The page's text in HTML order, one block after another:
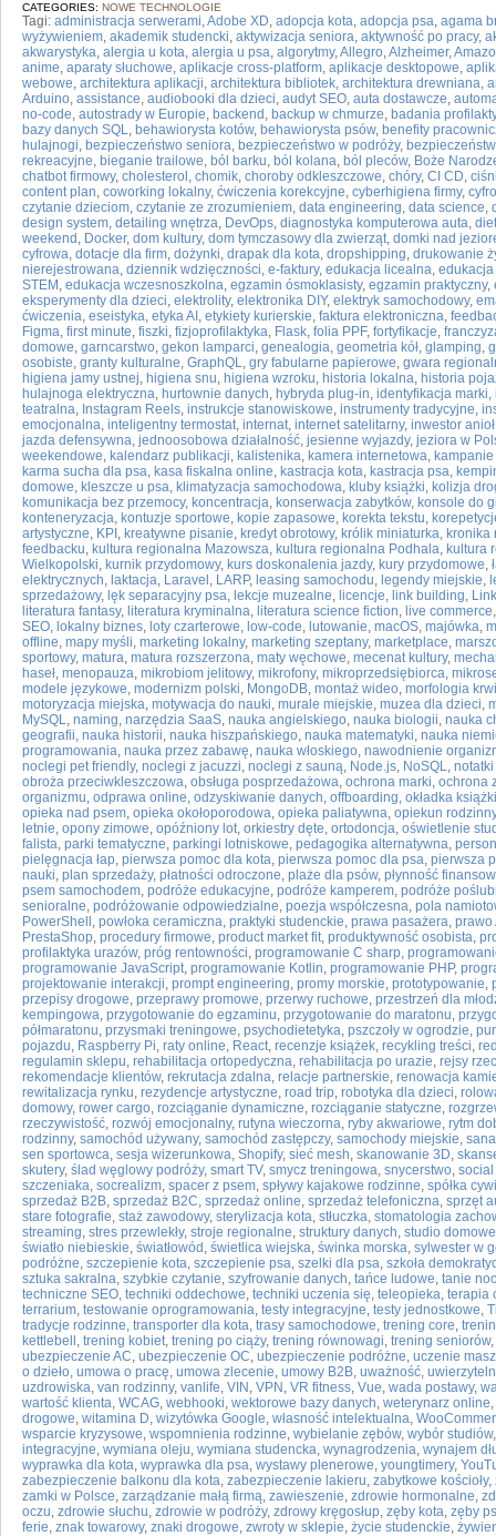
CATEGORIES: NOWE TECHNOLOGIE
Tagi: administracja serwerami,Adobe XD, adopcja kota, adopcja psa, agama
wyżywieniem, akademik studencki, aktywizacja seniora, aktywność po pracy,
akwarystyka, alergia u kota, alergia u psa, algorytmy,Allegro,Alzheimer,
anime, aparaty słuchowe, aplikacje cross-platform, aplikacje desktopowe,
webowe, architektura aplikacji, architektura bibliotek, architektura drewniana,
Arduino, assistance, audiobooki dla dzieci, audyt SEO, auta dostawcze,
no-code, autostrady w Europie, backend , backup w chmurze, badania
bazy danych SQL, behawiorysta kotów, behawiorysta psów, benefity
hulajnogi, bezpieczeństwo seniora, bezpieczeństwo w podróży,
rekreacyjne, bieganie trailowe, ból barku, ból kolana, ból pleców, Boże
chatbot firmowy, cholesterol , chomik, choroby odkleszczowe, chóry, CI CD,
content plan, coworking lokalny, ćwiczenia korekcyjne, cyberhigiena firmy,
czytanie dzieciom, czytanie ze zrozumieniem, data engineering, data science,
design system, detailing wnętrza, DevOps, diagnostyka komputerowa auta,
weekend , Docker, dom kultury, dom tymczasowy dla zwierząt, domki nad
cyfrowa, dotacje dla firm, dożynki, drapak dla kota, dropshipping, drukowanie
nierejestrowana, dziennik wdzięczności, e-faktury, edukacja licealna,
STEM , edukacja wczesnoszkolna, egzamin ósmoklasisty, egzamin praktyczny,
eksperymenty dla dzieci, elektrolity, elektronika DIY, elektryk samochodowy,
ćwiczenia, eseistyka, etyka AI , etykiety kurierskie, faktura elektroniczna,
Figma, first minute, fiszki, fizjoprofilaktyka, Flask, folia PPF, fortyfikacje,
domowe, garncarstwo, gekon lamparci, genealogia, geometria kół, glamping,
osobiste, granty kulturalne, GraphQL, gry fabularne papierowe, gwara
higiena jamy ustnej, higiena snu, higiena wzroku, historia lokalna, historia
hulajnoga elektryczna, hurtownie danych, hybryda plug-in, identyfikacja marki,
teatralna, Instagram Reels, instrukcje stanowiskowe, instrumenty tradycyjne,
emocjonalna, inteligentny termostat, internat, internet satelitarny, inwestor anioł
jazda defensywna, jednoosobowa działalność, jesienne wyjazdy, jeziora w
weekendowe, kalendarz publikacji, kalistenika, kamera internetowa,
karma sucha dla psa, kasa fiskalna online, kastracja kota, kastracja psa,
domowe, kleszcze u psa, klimatyzacja samochodowa, kluby książki, kolizja
komunikacja bez przemocy, koncentracja, konserwacja zabytków, konsole do
konteneryzacja, kontuzje sportowe, kopie zapasowe, korekta tekstu,
artystyczne, KPI , kreatywne pisanie, kredyt obrotowy, królik miniaturka, kronika
feedbacku, kultura regionalna Mazowsza, kultura regionalna Podhala, kultura
Wielkopolski, kurnik przydomowy, kurs doskonalenia jazdy, kury przydomowe,
elektrycznych, laktacja, Laravel , LARP, leasing samochodu, legendy miejskie,
sprzedażowy, lęk separacyjny psa, lekcje muzealne, licencje, link building,
literatura fantasy, literatura kryminalna, literatura science fiction, live commerce
SEO, lokalny biznes, loty czarterowe, low-code, lutowanie, macOS, majówka,
offline, mapy myśli, marketing lokalny, marketing szeptany, marketplace,
sportowy, matura, matura rozszerzona, maty węchowe, mecenat kultury,
haseł, menopauza, mikrobiom jelitowy, mikrofony, mikroprzedsiębiorca,
modele językowe, modernizm polski, MongoDB, montaż wideo, morfologia krwi
motoryzacja miejska, motywacja do nauki, murale miejskie, muzea dla dzieci,
MySQL, naming, narzędzia SaaS, nauka angielskiego, nauka biologii, nauka
geografii, nauka historii, nauka hiszpańskiego, nauka matematyki, nauka
programowania, nauka przez zabawę, nauka włoskiego, nawodnienie
noclegi pet friendly, noclegi z jacuzzi, noclegi z sauną, Node.js, NoSQL,
obroża przeciwkleszczowa, obsługa posprzedażowa, ochrona marki, ochrona
organizmu, odprawa online, odzyskiwanie danych, offboarding, okładka książki
opieka nad psem, opieka okołoporodowa, opieka paliatywna, opiekun rodzinny
letnie, opony zimowe, opóźniony lot, orkiestry dęte, ortodoncja, oświetlenie
falista, parki tematyczne, parkingi lotniskowe, pedagogika alternatywna,
pielęgnacja łap, pierwsza pomoc dla kota, pierwsza pomoc dla psa, pierwsza
nauki, plan sprzedaży, płatności odroczone, plaże dla psów, płynność
psem samochodem, podróże edukacyjne, podróże kamperem, podróże
senioralne, podróżowanie odpowiedzialne, poezja współczesna, pola
PowerShell , powłoka ceramiczna, praktyki studenckie, prawa pasażera, prawo
PrestaShop, procedury firmowe, product market fit, produktywność osobista,
profilaktyka urazów, próg rentowności, programowanie C sharp,
programowanie JavaScript, programowanie Kotlin, programowanie PHP,
projektowanie interakcji, prompt engineering, promy morskie, prototypowanie,
przepisy drogowe, przeprawy promowe, przerwy ruchowe, przestrzeń dla
kempingowa, przygotowanie do egzaminu, przygotowanie do maratonu,
półmaratonu, przysmaki treningowe, psychodietetyka, pszczoły w ogrodzie,
pojazdu, Raspberry Pi, raty online, React, recenzje książek, recykling treści,
regulamin sklepu, rehabilitacja ortopedyczna, rehabilitacja po urazie, rejsy
rekomendacje klientów, rekrutacja zdalna, relacje partnerskie, renowacja
rewitalizacja rynku, rezydencje artystyczne, road trip, robotyka dla dzieci,
domowy, rower cargo, rozciąganie dynamiczne, rozciąganie statyczne,
rzeczywistość, rozwój emocjonalny, rutyna wieczorna, ryby akwariowe, rytm
rodzinny, samochód używany, samochód zastępczy, samochody miejskie,
sen sportowca, sesja wizerunkowa, Shopify, sieć mesh, skanowanie 3D,
skutery, ślad węglowy podróży, smart TV, smycz treningowa, snycerstwo,
szczeniaka, socrealizm, spacer z psem, spływy kajakowe rodzinne, spółka
sprzedaż B2B, sprzedaż B2C, sprzedaż online, sprzedaż telefoniczna, sprzęt
stare fotografie, staż zawodowy, sterylizacja kota, stłuczka, stomatologia
streaming, stres przewlekły, stroje regionalne, struktury danych, studio domowe
światło niebieskie, światłowód , świetlica wiejska, świnka morska, sylwester w
podróżne, szczepienie kota, szczepienie psa, szelki dla psa, szkoła
sztuka sakralna, szybkie czytanie, szyfrowanie danych, tańce ludowe, tanie
techniczne SEO, techniki oddechowe, techniki uczenia się, teleopieka, terapia
terrarium, testowanie oprogramowania, testy integracyjne, testy jednostkowe,
tradycje rodzinne, transporter dla kota, trasy samochodowe, trening core,
kettlebell , trening kobiet, trening po ciąży, trening równowagi, trening seniorów,
ubezpieczenie AC, ubezpieczenie OC, ubezpieczenie podróżne, uczenie
o dzieło, umowa o pracę, umowa zlecenie, umowy B2B, uważność,
uzdrowiska, van rodzinny, vanlife, VIN , VPN , VR fitness, Vue, wada postawy,
wartość klienta, WCAG, webhooki, wektorowe bazy danych, weterynarz online,
drogowe, witamina D, wizytówka Google, własność intelektualna,
wsparcie kryzysowe, wspomnienia rodzinne, wybielanie zębów, wybór studiów
integracyjne, wymiana oleju, wymiana studencka, wynagrodzenia, wynajem
wyprawka dla kota, wyprawka dla psa, wystawy plenerowe, youngtimery,
zabezpieczenie balkonu dla kota, zabezpieczenie lakieru, zabytkowe kościoły,
zamki w Polsce, zarządzanie małą firmą, zawieszenie, zdrowie hormonalne,
oczu, zdrowie słuchu, zdrowie w podróży, zdrowy kręgosłup, zęby kota, zęby
ferie, znak towarowy, znaki drogowe, zwroty w sklepie, życie studenckie,